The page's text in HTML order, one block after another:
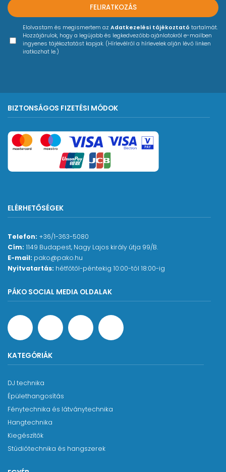
FELIRATKOZÁS
Elolvastam és megismertem az Adatkezelési tájékoztató tartalmát.
Hozzájárulok, hogy a legújabb és legkedvezőbb ajánlatokról e-mailben
ingyenes tájékoztatást kapjak. (Hírlevélről a hírlevelek alján lévő linken
iratkozhat le.)
BIZTONSÁGOS FIZETÉSI MÓDOK
ELÉRHETŐSÉGEK
Telefon: +36/1-363-5080
Cím: 1149 Budapest, Nagy Lajos király útja 99/B.
E-mail: pako@pako.hu
Nyitvatartás: hétfőtől-péntekig 10:00-tól 18:00-ig
PÁKO SOCIAL MEDIA OLDALAK
KATEGÓRIÁK
DJ technika
Épülethangosítás
Fénytechnika és látványtechnika
Hangtechnika
Kiegészítők
Stúdiótechnika és hangszerek